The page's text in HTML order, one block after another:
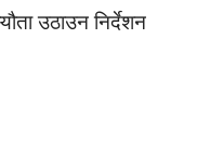
उठाउन निर्देशन